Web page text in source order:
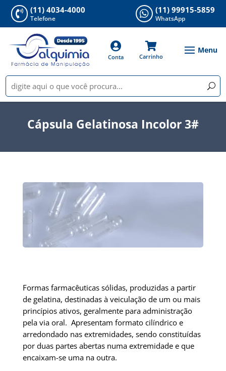
 (11) 4034-4000
Telefone  (11) 99915-5859
WhatsApp

Conta

Carrinho
Cápsula Gelatinosa Incolor 3#
Formas farmacêuticas sólidas, produzidas a partir
de gelatina, destinadas à veiculação de um ou mais
princípios ativos, geralmente para administração
pela via oral. Apresentam formato cilíndrico e
arredondado nas extremidades, sendo constituídas
por duas partes abertas numa extremidade e que
encaixam-se uma na outra.